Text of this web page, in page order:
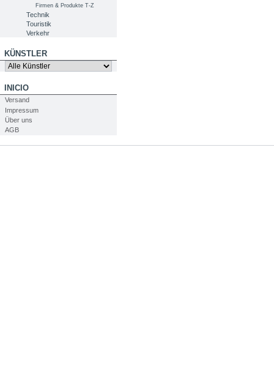
Firmen & Produkte T-Z
Technik
Touristik
Verkehr
KÜNSTLER
INICIO
Versand
Impressum
Über uns
AGB